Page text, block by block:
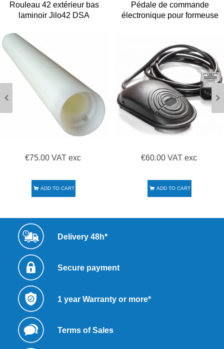
Rouleau 42 extérieur bas
laminoir Jilo42 DSA
€75.00 VAT exc
ADD TO CART
Pédale de commande
électronique pour formeuse
€60.00 VAT exc
ADD TO CART
Delivery 48h*
Secure payment
1 year Warranty or more*
Terms of Sales